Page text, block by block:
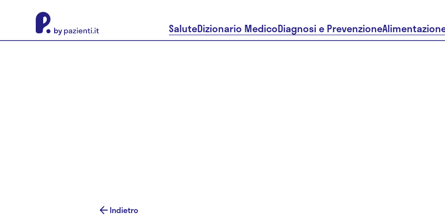
SaluteDizionario MedicoDiagnosi e Prevenzione
Indietro